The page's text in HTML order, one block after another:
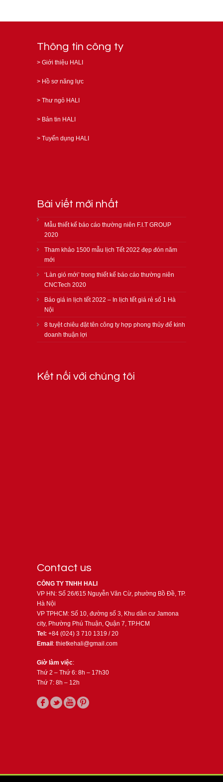
Thông tin công ty
> Giới thiệu HALI
> Hồ sơ năng lực
> Thư ngỏ HALI
> Bản tin HALI
> Tuyển dụng HALI
Bài viết mới nhất
Mẫu thiết kế báo cáo thường niên F.I.T GROUP
2020
Tham khảo 1500 mẫu lịch Tết 2022 đẹp đón năm
mới
‘Làn gió mới’ trong thiết kế báo cáo thường niên
CNCTech 2020
Báo giá in lịch tết 2022 – In lịch tết giá rẻ số 1 Hà
Nội
8 tuyệt chiêu đặt tên công ty hợp phong thủy để kinh
doanh thuận lợi
Kết nối với chúng tôi
Contact us
CÔNG TY TNHH HALI
VP HN: Số 26/615 Nguyễn Văn Cừ, phường Bồ Đề, TP.
Hà Nội
VP TPHCM: Số 10, đường số 3, Khu dân cư Jamona
city, Phường Phú Thuận, Quận 7, TP.HCM
Tel: +84 (024) 3 710 1319 / 20
Email: thietkehali@gmail.com
Giờ làm việc:
Thứ 2 – Thứ 6: 8h – 17h30
Thứ 7: 8h – 12h